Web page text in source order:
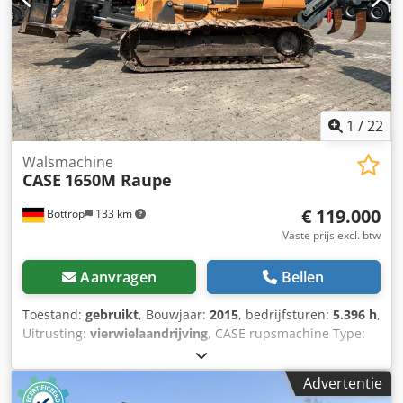
Fabrikant vat: Samson Tankinhoud: 8000 L Hogedrukpomp:
2 x HPP Hogedrukcapaciteit: 122 l/min - 130 bar
Vacuümpomp: Samson Afstandsbediening: ?
1 /22
Bottrop 133 km
Walsmachine
CASE 1650M Raupe
€ 119.000
Vaste prijs excl. btw
Aanvragen Bellen
Toestand: gebruikt, Bouwjaar: 2015, bedrijfsturen: 5.396 h,
Uitrusting: vierwielaandrijving, CASE rupsmachine Type:
1650M Leeggewicht: 19.200 kg Vermogen: 122 kW
Bedrijfsuren: 5.396 Uitrusting: - Stoelverwarming -
Airconditioning Dwedpozhyrmofx Anuea - Radio - Achterop
Advertentie